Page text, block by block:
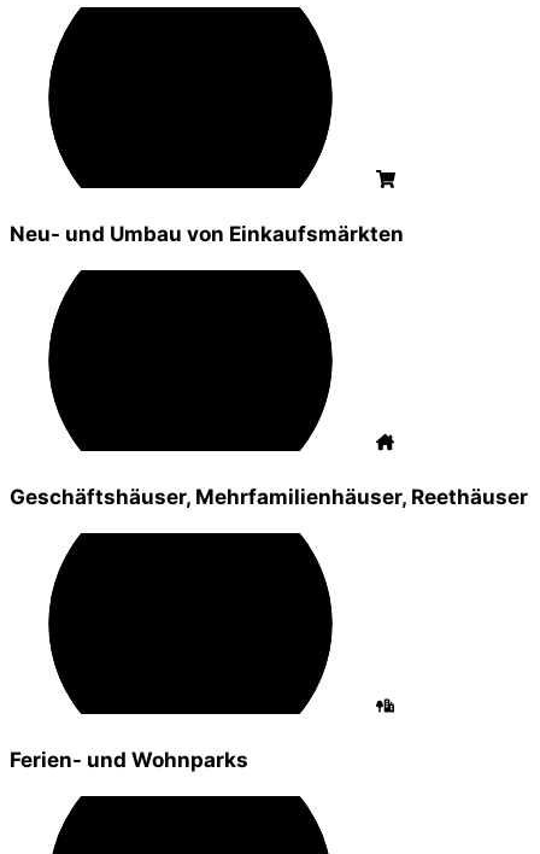
Neu- und Umbau von Einkaufsmärkten
Geschäftshäuser, Mehrfamilienhäuser, Reethäuser
Ferien- und Wohnparks